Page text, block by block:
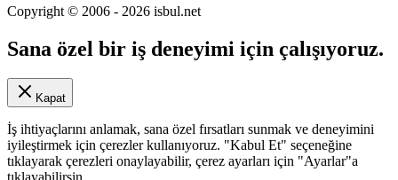
Copyright © 2006 - 2026 isbul.net
Sana özel bir iş deneyimi için çalışıyoruz.
Kapat
İş ihtiyaçlarını anlamak, sana özel fırsatları sunmak ve deneyimini
iyileştirmek için çerezler kullanıyoruz. "Kabul Et" seçeneğine
tıklayarak çerezleri onaylayabilir, çerez ayarları için "Ayarlar"a